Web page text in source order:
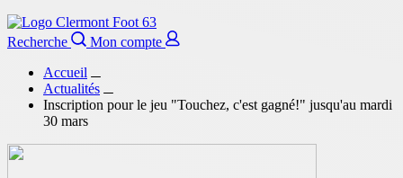
Recherche
Mon compte
Accueil
Actualités
Inscription pour le jeu "Touchez, c'est gagné!" jusqu'au mardi
30 mars